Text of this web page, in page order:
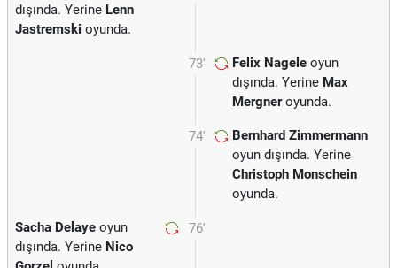
dışında. Yerine Lenn
Jastremski oyunda.
73' Felix Nagele oyun
dışında. Yerine Max
Mergneroyunda.
74'
Bernhard Zimmermann
oyun dışında. Yerine
Christoph Monschein
oyunda.
76'
Sacha Delaye oyun
dışında. Yerine Nico